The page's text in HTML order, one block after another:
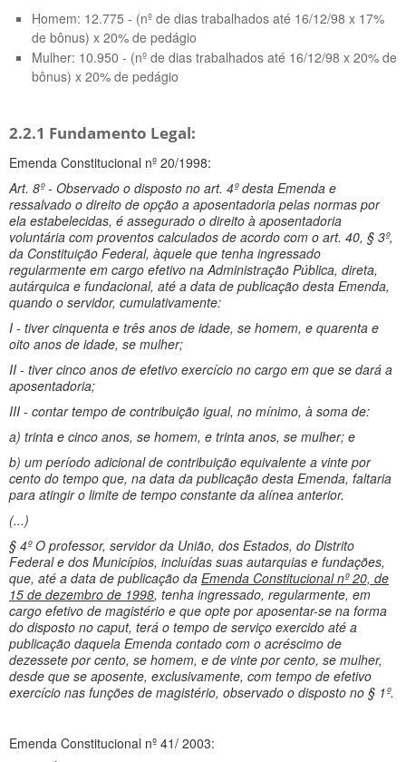
Homem: 12.775 - (nº de dias trabalhados até 16/12/98 x 17%
de bônus) x 20% de pedágio
Mulher: 10.950 - (nº de dias trabalhados até 16/12/98 x 20% de
bônus) x 20% de pedágio
2.2.1 Fundamento Legal:
Emenda Constitucional nº 20/1998:
Art. 8º - Observado o disposto no art. 4º desta Emenda e
ressalvado o direito de opção a aposentadoria pelas normas por
ela estabelecidas, é assegurado o direito à aposentadoria
voluntária com proventos calculados de acordo com o art. 40, § 3º,
da Constituição Federal, àquele que tenha ingressado
regularmente em cargo efetivo na Administração Pública, direta,
autárquica e fundacional, até a data de publicação desta Emenda,
quando o servidor, cumulativamente:
I - tiver cinquenta e três anos de idade, se homem, e quarenta e
oito anos de idade, se mulher;
II - tiver cinco anos de efetivo exercício no cargo em que se dará a
aposentadoria;
III - contar tempo de contribuição igual, no mínimo, à soma de:
a) trinta e cinco anos, se homem, e trinta anos, se mulher; e
b) um período adicional de contribuição equivalente a vinte por
cento do tempo que, na data da publicação desta Emenda, faltaria
para atingir o limite de tempo constante da alínea anterior.
(...)
§ 4º O professor, servidor da União, dos Estados, do Distrito
Federal e dos Municípios, incluídas suas autarquias e fundações,
que, até a data de publicação da Emenda Constitucional nº 20, de
15 de dezembro de 1998, tenha ingressado, regularmente, em
cargo efetivo de magistério e que opte por aposentar-se na forma
do disposto no caput, terá o tempo de serviço exercido até a
publicação daquela Emenda contado com o acréscimo de
dezessete por cento, se homem, e de vinte por cento, se mulher,
desde que se aposente, exclusivamente, com tempo de efetivo
exercício nas funções de magistério, observado o disposto no § 1º.
Emenda Constitucional nº 41/ 2003: